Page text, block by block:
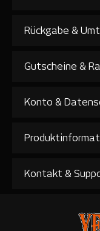
Rückgabe &
Gutscheine &
Konto &
Kontakt &